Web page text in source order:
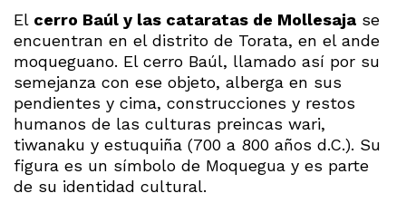
El cerro Baúl y las cataratas de Mollesaja se
encuentran en el distrito de Torata, en el ande
moqueguano. El cerro Baúl, llamado así por su
semejanza con ese objeto, alberga en sus
pendientes y cima, construcciones y restos
humanos de las culturas preincas wari,
tiwanaku y estuquiña (700 a 800 años d.C.). Su
figura es un símbolo de Moquegua y es parte
de su identidad cultural.